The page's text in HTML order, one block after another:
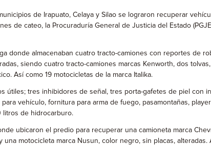
de Irapuato, Celaya y Silao se lograron recuperar
de cateo, la Procuraduría General de Justicia del Estado
donde almacenaban cuatro tracto-camiones con reportes de
siendo cuatro tracto-camiones marcas Kenworth, dos
Así como 19 motocicletas de la marca Italika.
útiles; tres inhibidores de señal, tres porta-gafetes de piel con
vehículo, fornitura para arma de fuego, pasamontañas,
litros de hidrocarburo.
ubicaron el predio para recuperar una camioneta marca
motocicleta marca Nusun, color negro, sin placas,